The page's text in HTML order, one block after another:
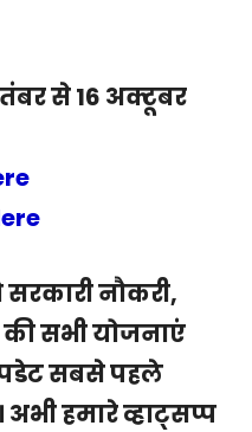
से 16 अक्टूबर
नौकरी,
की सभी योजनाएं
सबसे पहले
हमारे व्हाट्सप्प